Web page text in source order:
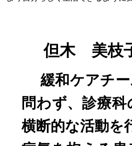
但木 美枝
緩和ケアチー
問わず、診療
横断的な活動を